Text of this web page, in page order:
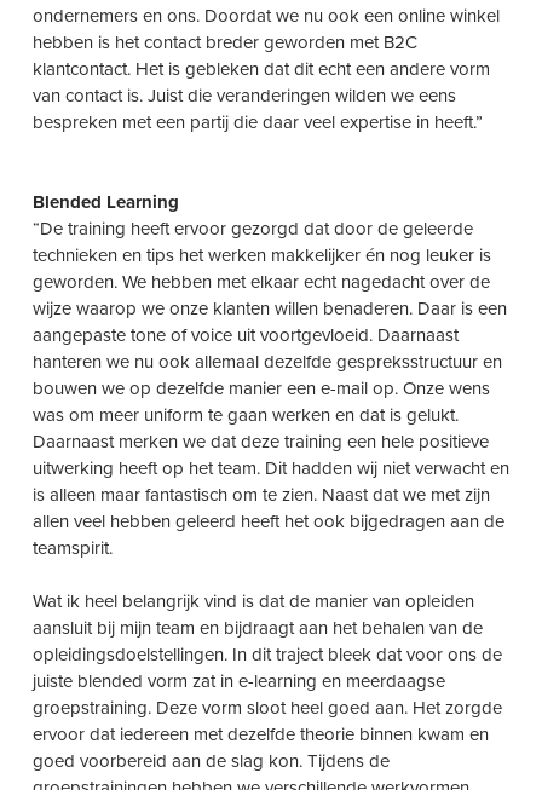
ondernemers en ons. Doordat we nu ook een online winkel
hebben is het contact breder geworden met B2C
klantcontact. Het is gebleken dat dit echt een andere vorm
van contact is. Juist die veranderingen wilden we eens
bespreken met een partij die daar veel expertise in heeft.”
Blended Learning
“De training heeft ervoor gezorgd dat door de geleerde
technieken en tips het werken makkelijker én nog leuker is
geworden. We hebben met elkaar echt nagedacht over de
wijze waarop we onze klanten willen benaderen. Daar is een
aangepaste tone of voice uit voortgevloeid. Daarnaast
hanteren we nu ook allemaal dezelfde gespreksstructuur en
bouwen we op dezelfde manier een e-mail op. Onze wens
was om meer uniform te gaan werken en dat is gelukt.
Daarnaast merken we dat deze training een hele positieve
uitwerking heeft op het team. Dit hadden wij niet verwacht en
is alleen maar fantastisch om te zien. Naast dat we met zijn
allen veel hebben geleerd heeft het ook bijgedragen aan de
teamspirit.
Wat ik heel belangrijk vind is dat de manier van opleiden
aansluit bij mijn team en bijdraagt aan het behalen van de
opleidingsdoelstellingen. In dit traject bleek dat voor ons de
juiste blended vorm zat in e-learning en meerdaagse
groepstraining. Deze vorm sloot heel goed aan. Het zorgde
ervoor dat iedereen met dezelfde theorie binnen kwam en
goed voorbereid aan de slag kon. Tijdens de